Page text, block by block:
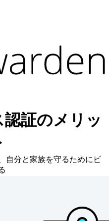
自分と家族を守るためにビ
証のメリッ